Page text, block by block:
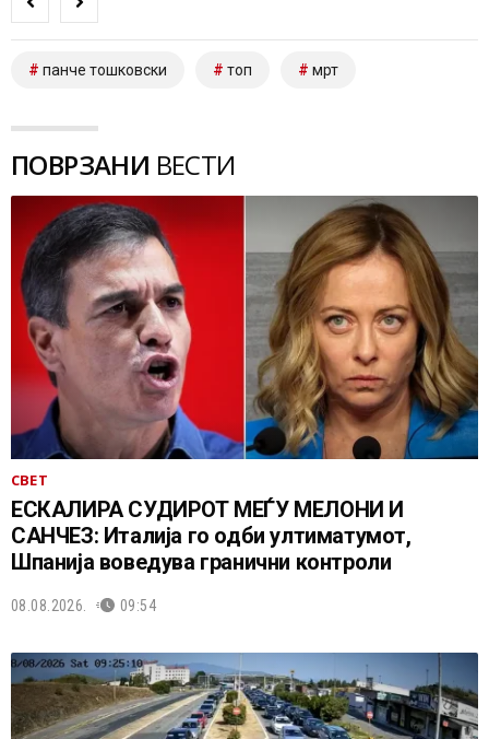
панче тошковски топ мрт
ПОВРЗАНИ ВЕСТИ
СВЕТ
ЕСКАЛИРА СУДИРОТ МЕЃУ МЕЛОНИ И
САНЧЕЗ: Италија го одби ултиматумот,
Шпанија воведува гранични контроли
08.08.2026. 09:54